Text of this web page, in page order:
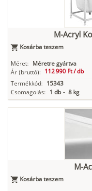
M-Acryl
Kosárba teszem
Méret: Méretre gyártva
Ár (bruttó): 112 990 Ft /db
Termékkód: 15343
Csomagolás: 1 db - 8 kg
M-
Kosárba teszem